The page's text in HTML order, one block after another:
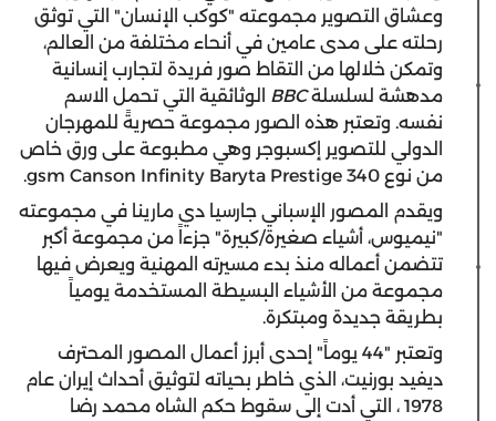
وعشاق التصوير مجموعته "كوكب الإنسان" التي توثق
رحلته على مدى عامين في أنحاء مختلفة من العالم،
وتمكن خلالها من التقاط صور فريدة لتجارب إنسانية
مدهشة لسلسلةBBC الوثائقية التي تحمل الاسم
نفسه. وتعتبر هذه الصور مجموعة حصريةً للمهرجان
الدولي للتصوير إكسبوجر وهي مطبوعة على ورق خاص
من نوع 340 gsm Canson Infinity Baryta Prestige.
ويقدم المصور الإسباني جارسيا دي مارينا في مجموعته
"نيميوس، أشياء صغيرة/كبيرة" جزءاً من مجموعة أكبر
تتضمن أعماله منذ بدء مسيرته المهنية ويعرض فيها
مجموعة من الأشياء البسيطة المستخدمة يومياً
بطريقة جديدة ومبتكرة.
وتعتبر "44 يوماً" إحدى أبرز أعمال المصور المحترف
ديفيد بورنيت، الذي خاطر بحياته لتوثيق أحداث إيران عام
1978 ، التي أدت إلى سقوط حكم الشاه محمد رضا